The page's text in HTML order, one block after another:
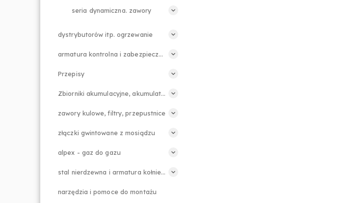
seria dynamiczna. zawory
dystrybutorów itp. ogrzewanie
armatura kontrolna i zabezpieczająca
Przepisy
Zbiorniki akumulacyjne, akumulatory
zawory kulowe, filtry, przepustnice
złączki gwintowane z mosiądzu
alpex - gaz do gazu
stal nierdzewna i armatura kołnierzowa
narzędzia i pomoce do montażu